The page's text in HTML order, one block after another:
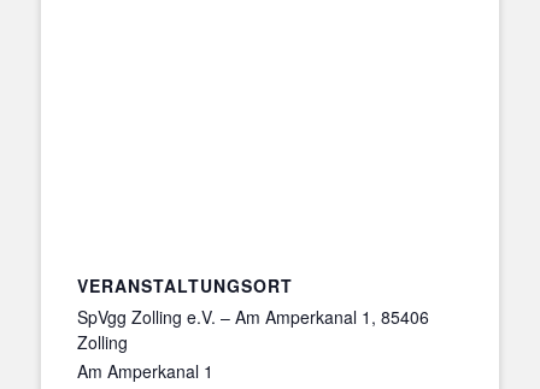
VERANSTALTUNGSORT
SpVgg Zolling e.V. – Am Amperkanal 1, 85406
Zolling
Am Amperkanal 1